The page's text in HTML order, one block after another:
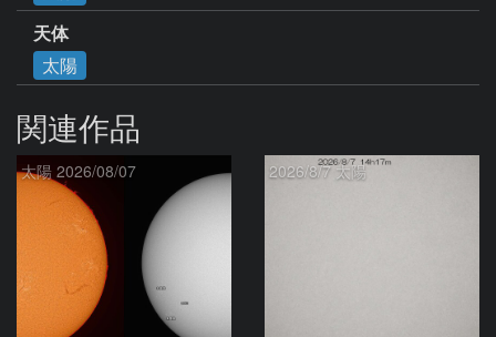
天体
太陽
関連作品
太陽 2026/08/07 2026/8/7 太陽